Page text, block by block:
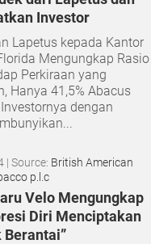
Investor
Lapetus kepada Kantor
Mengungkap Rasio
Perkiraan yang
Hanya 41,5% Abacus
dengan
| Source: British American
p.l.c
Velo Mengungkap
Diri Menciptakan
Berantai”